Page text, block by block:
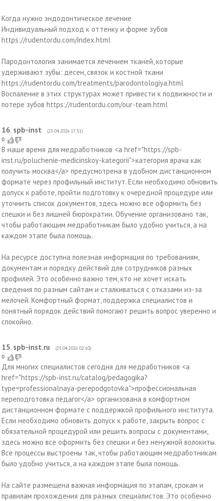
Когда нужно эндодонтическое лечение
Индивидуальный подход к оттенку и форме зубов
https://rudentordu.com/index.html
Пародонтология занимается лечением тканей, которые
удерживают зубы: десен, связок и костной ткани
https://rudentordu.com/treatments/parodontologiya.html
Воспаление в этих структурах может привести к подвижности и
потере зубов https://rudentordu.com/our-team.html
16. spb-inst (25.04.2026 17:51)
0
В наше время для медработников <a href="https://spb-
inst.ru/poluchenie-medicinskoy-kategorii">категория врача как
получить москва</a> предусмотрена в удобном дистанционном
формате через профильный институт. Если необходимо обновить
допуск к работе, пройти подготовку к очередной процедуре или
уточнить список документов, здесь можно все оформить без
спешки и без лишней бюрократии. Обучение организовано так,
чтобы работающим медработникам было удобно учиться, а на
каждом этапе была помощь.
На ресурсе доступна полезная информация по требованиям,
документам и порядку действий для сотрудников разных
профилей. Это особенно важно тем, кто не хочет искать
сведения по разным сайтам и сталкиваться с отказами из-за
мелочей. Комфортный формат, поддержка специалистов и
понятный порядок действий помогают решить вопрос уверенно и
спокойно.
15. spb-inst.ru (25.04.2026 02:10)
0
Для многих специалистов сегодня для медработников <a
href="https://spb-inst.ru/catalog/pedagogika?
type=professionalnaya-perepodgotovka">профессиональная
переподготовка педагог</a> организована в комфортном
дистанционном формате с поддержкой профильного института.
Если необходимо обновить допуск к работе, закрыть вопрос с
обязательной процедурой или решить вопросы с документами,
здесь можно все оформить без спешки и без ненужной волокиты.
Все процессы выстроены так, чтобы работающим медработникам
было удобно учиться, а на каждом этапе была помощь.
На сайте размещена важная информация по этапам, срокам и
правилам прохождения для разных специалистов. Это особенно